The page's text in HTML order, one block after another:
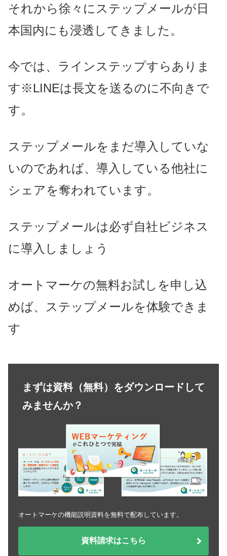
それから徐々にステップメールが日
本国内にも浸透してきました。
今では、ラインステップすらありま
す※LINEは長文を送るのに不向きで
す。
ステップメールをまだ導入していな
いのであれば、導入している他社に
シェアを奪われています。
ステップメールは必ず自社ビジネス
に導入しましょう
オートマーケの無料お試しを申し込
めば、ステップメールを体験できま
す
まずは資料（無料）をダウンロードして
みませんか？
オートマーケの機能説明資料を無料で配布しています。
資料請求はこちら